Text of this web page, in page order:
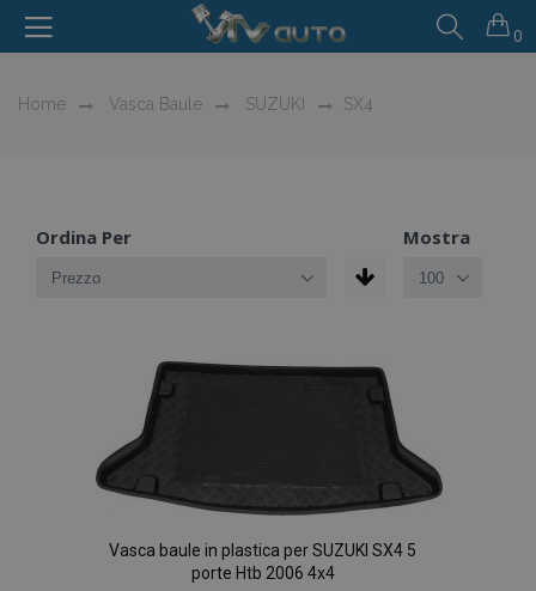
0
Home Vasca Baule SUZUKI SX4
Ordina Per Mostra
Vasca baule in plastica per SUZUKI SX4 5
porte Htb 2006 4x4